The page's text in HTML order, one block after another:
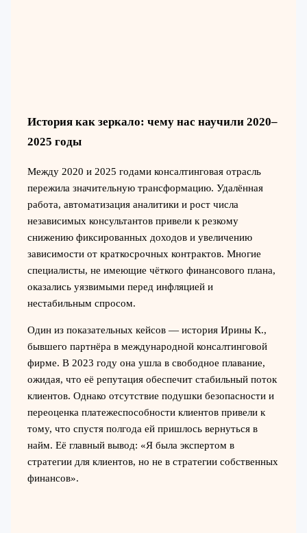
История как зеркало: чему нас научили 2020–
2025 годы
Между 2020 и 2025 годами консалтинговая отрасль
пережила значительную трансформацию. Удалённая
работа, автоматизация аналитики и рост числа
независимых консультантов привели к резкому
снижению фиксированных доходов и увеличению
зависимости от краткосрочных контрактов. Многие
специалисты, не имеющие чёткого финансового плана,
оказались уязвимыми перед инфляцией и
нестабильным спросом.
Один из показательных кейсов — история Ирины К.,
бывшего партнёра в международной консалтинговой
фирме. В 2023 году она ушла в свободное плавание,
ожидая, что её репутация обеспечит стабильный поток
клиентов. Однако отсутствие подушки безопасности и
переоценка платежеспособности клиентов привели к
тому, что спустя полгода ей пришлось вернуться в
найм. Её главный вывод: «Я была экспертом в
стратегии для клиентов, но не в стратегии собственных
финансов».